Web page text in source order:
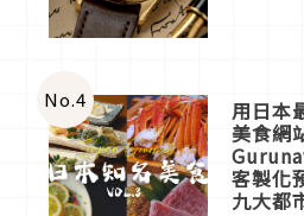
No.4 用日本
美食網
客製化
九大都